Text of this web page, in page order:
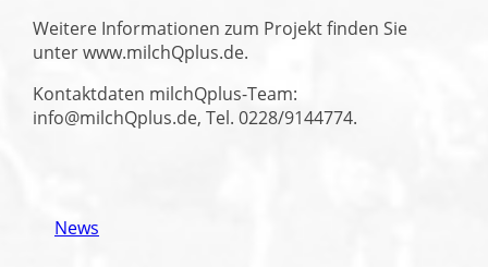
Weitere Informationen zum Projekt finden Sie
unter www.milchQplus.de.
Kontaktdaten milchQplus-Team:
info@milchQplus.de, Tel. 0228/9144774.
News